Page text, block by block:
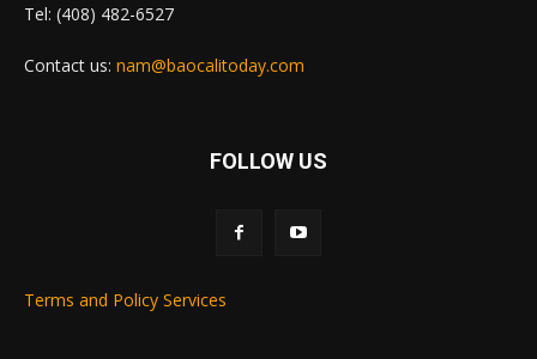
Tel: (408) 482-6527
Contact us: nam@baocalitoday.com
FOLLOW US
Terms and Policy Services